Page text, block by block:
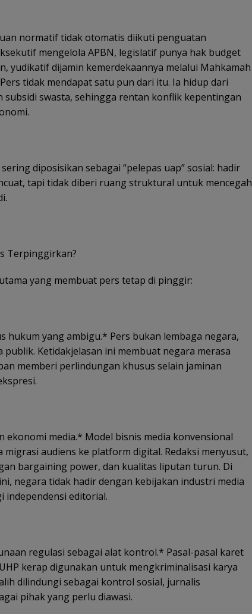
normatif tidak otomatis diikuti penguatan
mengelola APBN, legislatif punya hak budget
yudikatif dijamin kemerdekaannya melalui Mahkamah
tidak mendapat satu pun dari itu. Ia hidup dari
subsidi swasta, sehingga rentan konflik kepentingan
diposisikan sebagai “pelepas uap” sosial: hadir
tapi tidak diberi ruang struktural untuk mencegah
Terpinggirkan?
yang membuat pers tetap di pinggir:
hukum yang ambigu.* Pers bukan lembaga negara,
Ketidakjelasan ini membuat negara merasa
memberi perlindungan khusus selain jaminan
ekonomi media.* Model bisnis media konvensional
migrasi audiens ke platform digital. Redaksi menyusut,
bargaining power, dan kualitas liputan turun. Di
negara tidak hadir dengan kebijakan industri media
independensi editorial.
regulasi sebagai alat kontrol.* Pasal-pasal karet
kerap digunakan untuk mengkriminalisasi karya
dilindungi sebagai kontrol sosial, jurnalis
pihak yang perlu diawasi.